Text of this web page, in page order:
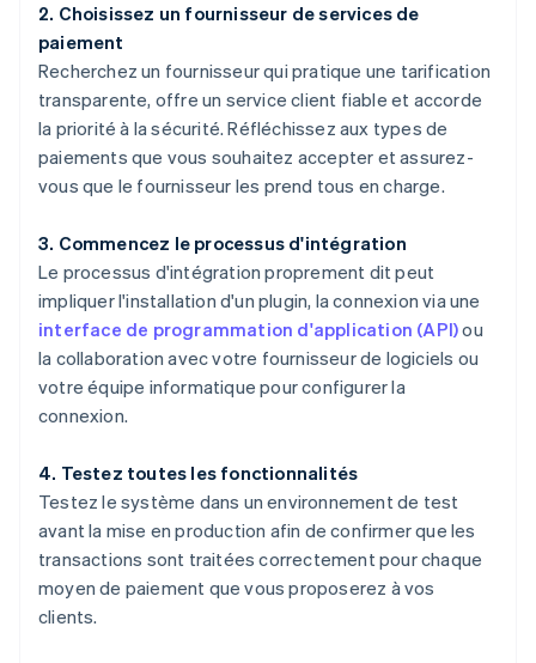
2. Choisissez un fournisseur de services de
paiement
Recherchez un fournisseur qui pratique une tarification
transparente, offre un service client fiable et accorde
la priorité à la sécurité. Réfléchissez aux types de
paiements que vous souhaitez accepter et assurez-
vous que le fournisseur les prend tous en charge.
3. Commencez le processus d'intégration
Le processus d'intégration proprement dit peut
impliquer l'installation d'un plugin, la connexion via une
interface de programmation d'application (API)ou
la collaboration avec votre fournisseur de logiciels ou
votre équipe informatique pour configurer la
connexion.
4. Testez toutes les fonctionnalités
Testez le système dans un environnement de test
avant la mise en production afin de confirmer que les
transactions sont traitées correctement pour chaque
moyen de paiement que vous proposerez à vos
clients.